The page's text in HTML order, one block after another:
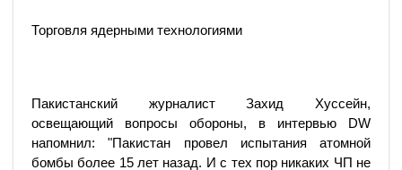
Торговля ядерными технологиями
Пакистанский журналист Захид Хуссейн,
освещающий вопросы обороны, в интервью DW
напомнил: "Пакистан провел испытания атомной
бомбы более 15 лет назад. И с тех пор никаких ЧП не